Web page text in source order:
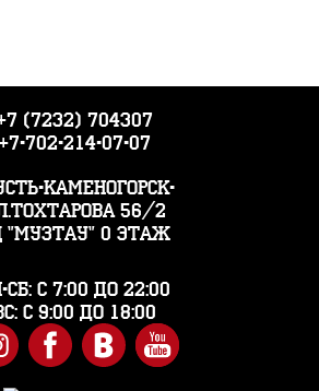
(7232) 704307
+7-702-214-07-07
Каменогорск-
56/2
"Музтау" 0 этаж
Сб: с 7:00 до 22:00
с 9:00 до 18:00